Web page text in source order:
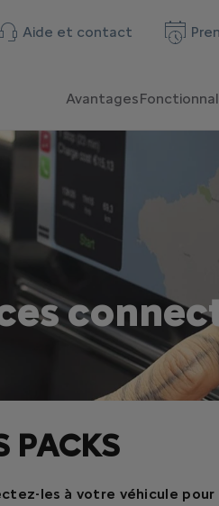
Aide et contact
Avantages
PACKS
les à votre véhicule